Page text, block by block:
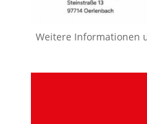
Weitere Informationen